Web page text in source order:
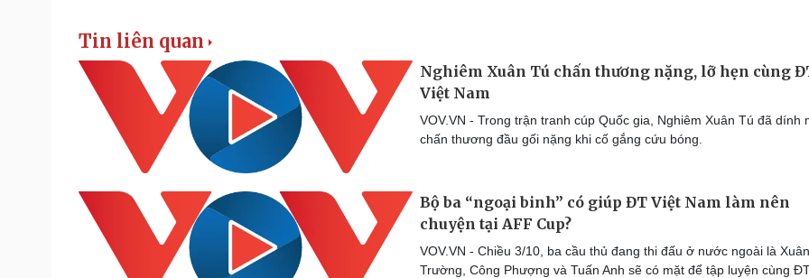
Tin liên quan
Nghiêm Xuân Tú chấn thương nặng, lỡ hẹn cùng
Việt Nam
VOV.VN - Trong trận tranh cúp Quốc gia, Nghiêm Xuân Tú đã dính
chấn thương đầu gối nặng khi cố gắng cứu bóng.
Bộ ba “ngoại binh” có giúp ĐT Việt Nam làm nên
chuyện tại AFF Cup?
VOV.VN - Chiều 3/10, ba cầu thủ đang thi đấu ở nước ngoài là Xuân
Trường, Công Phượng và Tuấn Anh sẽ có mặt để tập luyện cùng